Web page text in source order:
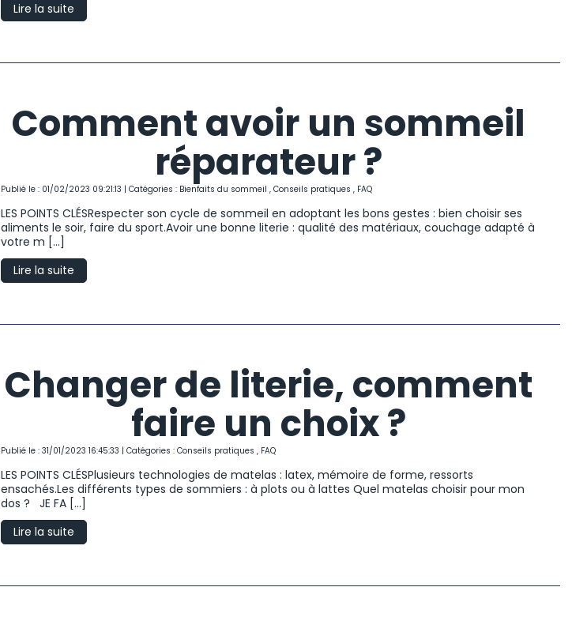
Lire la suite
Comment avoir un sommeil
réparateur ?
Publié le : 01/02/2023 09:21:13 | Catégories : Bienfaits du sommeil , Conseils pratiques , FAQ
LES POINTS CLÉSRespecter son cycle de sommeil en adoptant les bons gestes : bien choisir ses
aliments le soir, faire du sport.Avoir une bonne literie : qualité des matériaux, couchage adapté à
votre m [...]
Lire la suite
Changer de literie, comment
faire un choix ?
Publié le : 31/01/2023 16:45:33 | Catégories : Conseils pratiques , FAQ
LES POINTS CLÉSPlusieurs technologies de matelas : latex, mémoire de forme, ressorts
ensachés.Les différents types de sommiers : à plots ou à lattes Quel matelas choisir pour mon
dos ? JE FA [...]
Lire la suite